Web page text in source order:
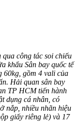
công tác soi chiếu
khẩu Sân bay quốc tế
60kg, gồm 4 vali của
Hải quan sân bay
TP HCM tiến hành
dụng cá nhân, có
nắp, nhiều nhãn hiệu
giấy riêng lẻ) và 17